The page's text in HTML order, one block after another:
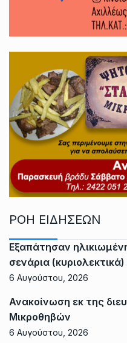
ΡΟΗ ΕΙΔΗΣΕΩΝ
Εξαπάτησαν
σενάρια
6 Αυγούστου, 2026
Ανακοίνωση εκ της
Μικροθηβών
6 Αυγούστου, 2026